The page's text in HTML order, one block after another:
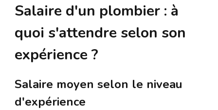
Salaire d'un plombier : à
quoi s'attendre selon son
expérience ?
Salaire moyen selon le niveau
d'expérience